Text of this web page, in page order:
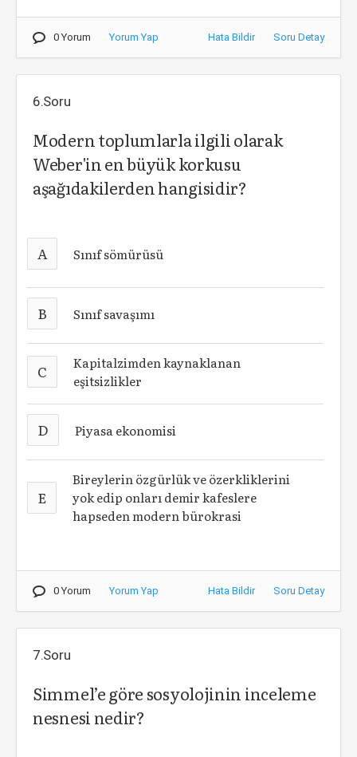
0 Yorum Yorum Yap Hata Bildir Soru Detay
6.Soru
Modern toplumlarla ilgili olarak
Weber'in en büyük korkusu
aşağıdakilerden hangisidir?
A Sınıf sömürüsü
B Sınıf savaşımı
C
Kapitalzimden kaynaklanan
eşitsizlikler
D Piyasa ekonomisi
E
Bireylerin özgürlük ve özerkliklerini
yok edip onları demir kafeslere
hapseden modern bürokrasi
0 Yorum Yorum Yap Hata Bildir Soru Detay
7.Soru
Simmel’e göre sosyolojinin inceleme
nesnesi nedir?